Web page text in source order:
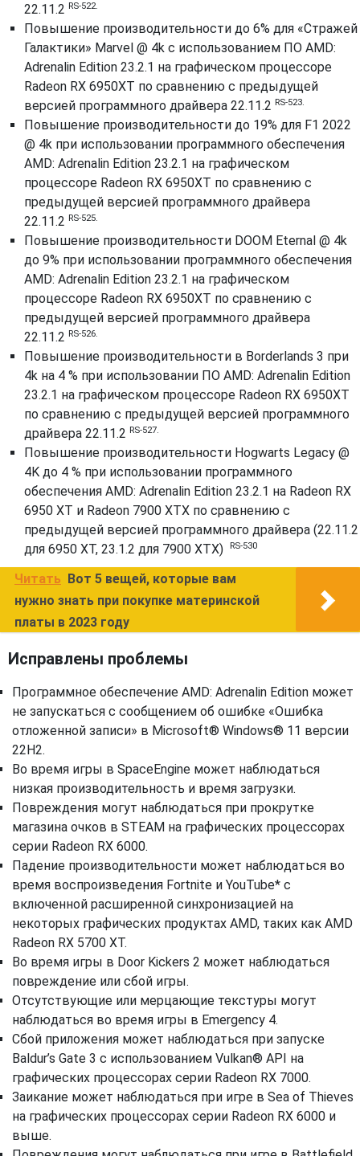
22.11.2 RS-522.
Повышение производительности до 6% для «Стражей
Галактики» Marvel @ 4k с использованием ПО AMD:
Adrenalin Edition 23.2.1 на графическом процессоре
Radeon RX 6950XT по сравнению с предыдущей
версией программного драйвера 22.11.2 RS-523.
Повышение производительности до 19% для F1 2022
@ 4k при использовании программного обеспечения
AMD: Adrenalin Edition 23.2.1 на графическом
процессоре Radeon RX 6950XT по сравнению с
предыдущей версией программного драйвера
22.11.2 RS-525.
Повышение производительности DOOM Eternal @ 4k
до 9% при использовании программного обеспечения
AMD: Adrenalin Edition 23.2.1 на графическом
процессоре Radeon RX 6950XT по сравнению с
предыдущей версией программного драйвера
22.11.2 RS-526.
Повышение производительности в Borderlands 3 при
4k на 4 % при использовании ПО AMD: Adrenalin Edition
23.2.1 на графическом процессоре Radeon RX 6950XT
по сравнению с предыдущей версией программного
драйвера 22.11.2 RS-527.
Повышение производительности Hogwarts Legacy @
4K до 4 % при использовании программного
обеспечения AMD: Adrenalin Edition 23.2.1 на Radeon RX
6950 XT и Radeon 7900 XTX по сравнению с
предыдущей версией программного драйвера (22.11.2
для 6950 XT, 23.1.2 для 7900 ХТХ)
RS-530
Читать Вот 5 вещей, которые вам
нужно знать при покупке материнской
платы в 2023 году
Исправлены проблемы
Программное обеспечение AMD: Adrenalin Edition может
не запускаться с сообщением об ошибке «Ошибка
отложенной записи» в Microsoft® Windows® 11 версии
22H2.
Во время игры в SpaceEngine может наблюдаться
низкая производительность и время загрузки.
Повреждения могут наблюдаться при прокрутке
магазина очков в STEAM на графических процессорах
серии Radeon RX 6000.
Падение производительности может наблюдаться во
время воспроизведения Fortnite и YouTube* с
включенной расширенной синхронизацией на
некоторых графических продуктах AMD, таких как AMD
Radeon RX 5700 XT.
Во время игры в Door Kickers 2 может наблюдаться
повреждение или сбой игры.
Отсутствующие или мерцающие текстуры могут
наблюдаться во время игры в Emergency 4.
Сбой приложения может наблюдаться при запуске
Baldur’s Gate 3 с использованием Vulkan® API на
графических процессорах серии Radeon RX 7000.
Заикание может наблюдаться при игре в Sea of ​​Thieves
на графических процессорах серии Radeon RX 6000 и
выше.